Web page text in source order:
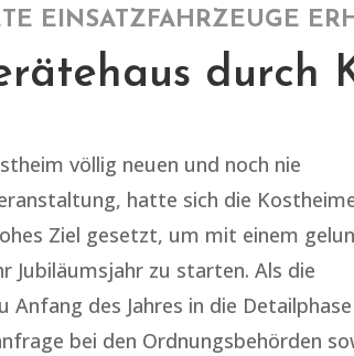
EINSATZFAHRZEUGE
durch
völlig neuen und noch nie
hatte sich die
Ziel gesetzt, um mit einem
Jubiläumsjahr zu starten. Als die
Anfang des Jahres in die
bei den Ordnungsbehörden